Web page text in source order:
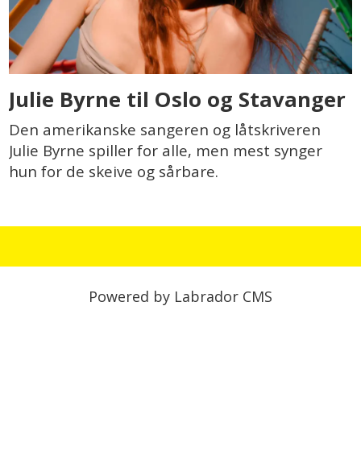
Julie Byrne til Oslo og Stavanger
Den amerikanske sangeren og låtskriveren
Julie Byrne spiller for alle, men mest synger
hun for de skeive og sårbare.
Powered by Labrador CMS